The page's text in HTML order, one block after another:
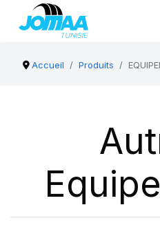
Accueil Produits